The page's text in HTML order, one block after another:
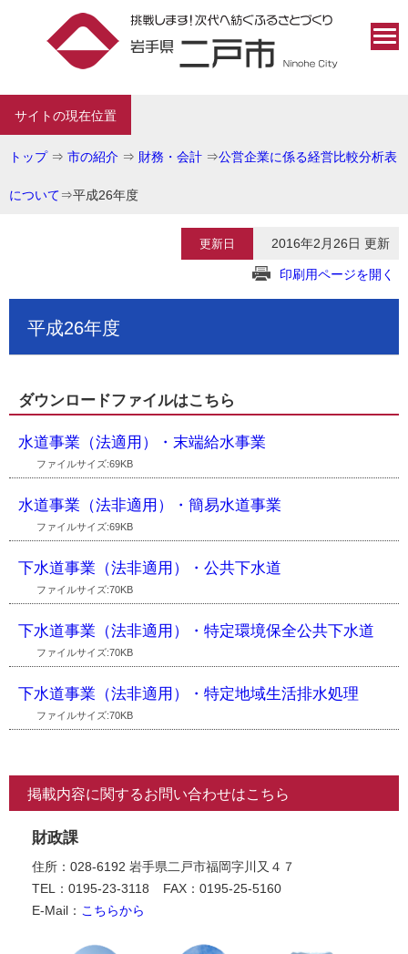
サイトの現在位置
トップ⇒ 市の紹介 ⇒ 財務・会計 ⇒公営企業に係る経営比較分析表
について⇒平成26年度
更新日 2016年2月26日 更新
印刷用ページを開く
平成26年度
ダウンロードファイルはこちら
水道事業（法適用）・末端給水事業
ファイルサイズ:69KB
水道事業（法非適用）・簡易水道事業
ファイルサイズ:69KB
下水道事業（法非適用）・公共下水道
ファイルサイズ:70KB
下水道事業（法非適用）・特定環境保全公共下水道
ファイルサイズ:70KB
下水道事業（法非適用）・特定地域生活排水処理
ファイルサイズ:70KB
掲載内容に関するお問い合わせはこちら
財政課
住所：028-6192 岩手県二戸市福岡字川又４７
TEL：0195-23-3118
FAX：0195-25-5160
E-Mail： こちらから